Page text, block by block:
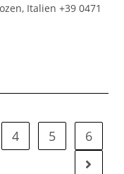
Italien +39 0471
4 5 6